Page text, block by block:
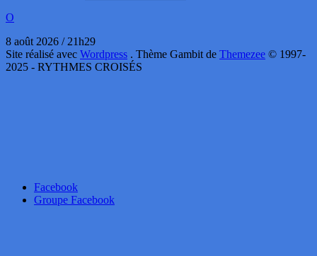
O
8 août 2026 / 21h29
Site réalisé avec Wordpress . Thème Gambit de Themezee © 1997-
2025 - RYTHMES CROISÉS
Facebook
Groupe Facebook